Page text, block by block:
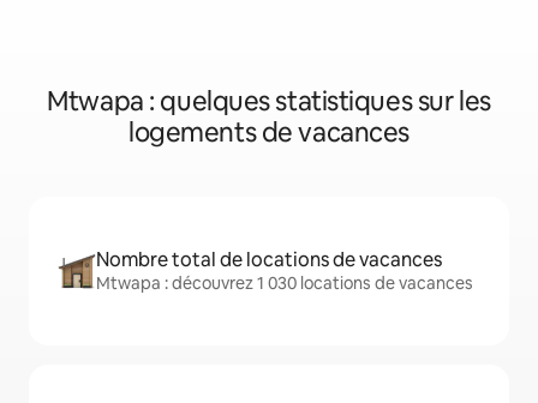
Mtwapa : quelques statistiques sur les
logements de vacances
Nombre total de locations de vacances
Mtwapa : découvrez 1 030 locations de vacances